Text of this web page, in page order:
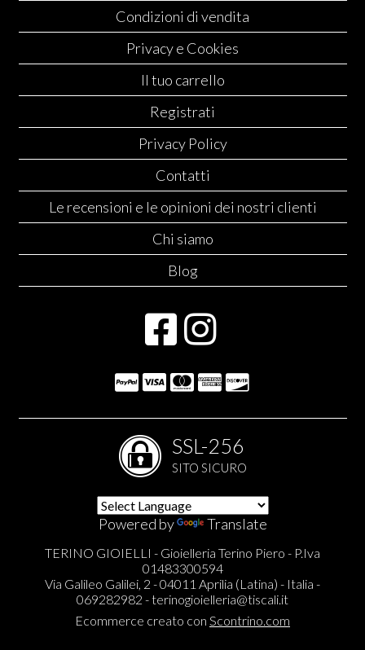
Condizioni di vendita
Privacy e Cookies
Il tuo carrello
Registrati
Privacy Policy
Contatti
Le recensioni e le opinioni dei nostri clienti
Chi siamo
Blog
SSL-256
SITO SICURO
Powered by Translate
TERINO GIOIELLI - Gioielleria Terino Piero - P.Iva
01483300594
Via Galileo Galilei, 2 - 04011 Aprilia (Latina) - Italia -
069282982 -terinogioielleria@tiscali.it
Ecommerce creato con Scontrino.com